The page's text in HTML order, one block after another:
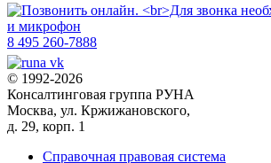
8 495 260-7888
© 1992-2026
Консалтинговая группа РУНА
Москва, ул. Кржижановского,
д. 29, корп. 1
Справочная правовая система